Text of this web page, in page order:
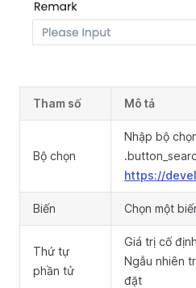
Tham số Mô tả
Bộ chọn
Nhập bộ
https://
Biến Chọn một
Thứ tự
phần tử
Giá trị cố
Ngẫu nhiên
đặt